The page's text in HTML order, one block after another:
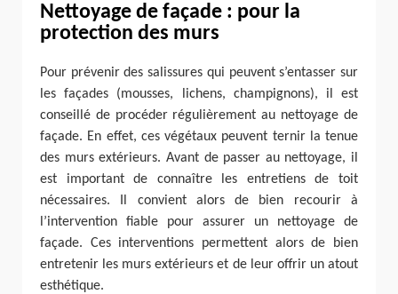
Nettoyage de façade : pour la
protection des murs
Pour prévenir des salissures qui peuvent s’entasser sur
les façades (mousses, lichens, champignons), il est
conseillé de procéder régulièrement au nettoyage de
façade. En effet, ces végétaux peuvent ternir la tenue
des murs extérieurs. Avant de passer au nettoyage, il
est important de connaître les entretiens de toit
nécessaires. Il convient alors de bien recourir à
l’intervention fiable pour assurer un nettoyage de
façade. Ces interventions permettent alors de bien
entretenir les murs extérieurs et de leur offrir un atout
esthétique.